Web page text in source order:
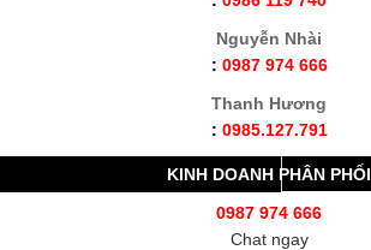
Nguyễn Nhài
: 0987 974 666
Thanh Hương
: 0985.127.791
KINH DOANH PHÂN PHỐI
0987 974 666
Chat ngay